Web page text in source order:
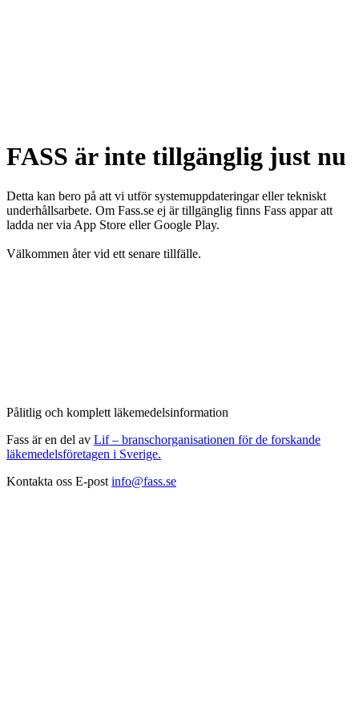
FASS är inte tillgänglig just nu
Detta kan bero på att vi utför systemuppdateringar eller tekniskt
underhållsarbete. Om Fass.se ej är tillgänglig finns Fass appar att
ladda ner via App Store eller Google Play.
Välkommen åter vid ett senare tillfälle.
Pålitlig och komplett läkemedelsinformation
Fass är en del av Lif – branschorganisationen för de forskande
läkemedelsföretagen i Sverige.
Kontakta oss E-post info@fass.se